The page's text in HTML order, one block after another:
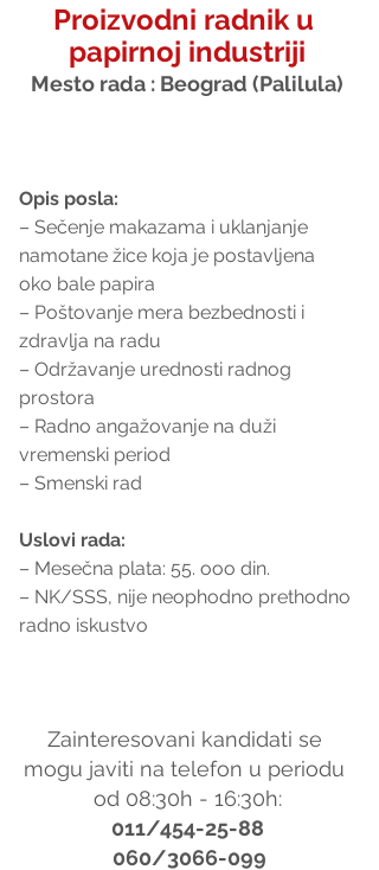
Proizvodni radnik u
papirnoj industriji
Mesto rada : Beograd (Palilula)
Opis posla:
– Sečenje makazama i uklanjanje
namotane žice koja je postavljena
oko bale papira
– Poštovanje mera bezbednosti i
zdravlja na radu
– Održavanje urednosti radnog
prostora
– Radno angažovanje na duži
vremenski period
– Smenski rad
Uslovi rada:
– Mesečna plata: 55. ooo din.
– NK/SSS, nije neophodno prethodno
radno iskustvo
Zainteresovani kandidati se
mogu javiti na telefon u periodu
od 08:30h - 16:30h:
011/454-25-88
060/3066-099